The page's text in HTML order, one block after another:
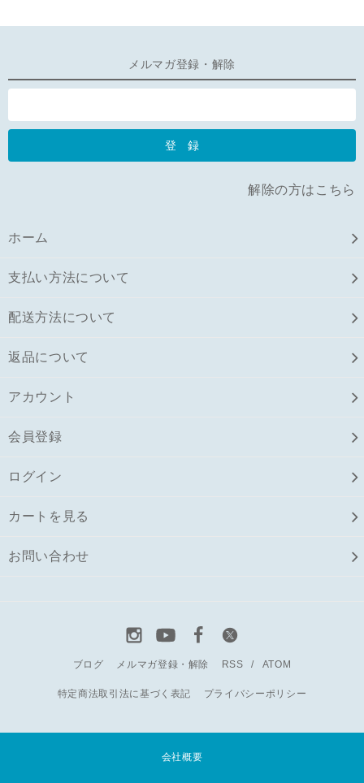
メルマガ登録・解除
解除の方はこちら
ホーム
支払い方法について
配送方法について
返品について
アカウント
会員登録
ログイン
カートを見る
お問い合わせ
ブログ メルマガ登録・解除 RSS / ATOM
特定商法取引法に基づく表記 プライバシーポリシー
会社概要